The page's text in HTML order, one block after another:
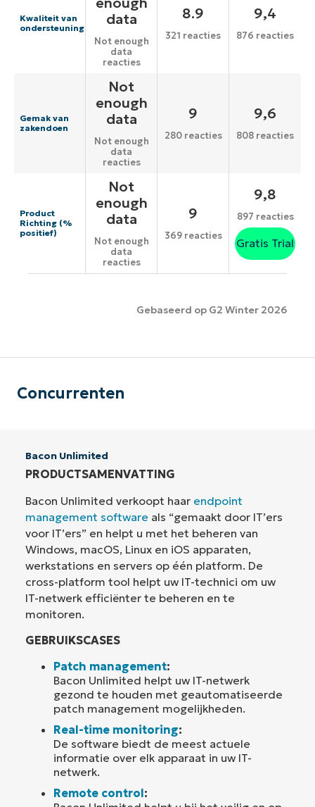
Kwaliteit van
ondersteuning
data
Not enough
data
reacties
8.9
321 reacties
9,4
876 reacties
Gemak van
zakendoen
Not
enough
data
Not enough
data
reacties
9
280 reacties
9,6
808 reacties
Product
Richting (%
positief)
Not
enough
data
Not enough
data
reacties
9
369 reacties
9,8
897 reacties
Gratis Trial
Gebaseerd op G2 Winter 2026
Concurrenten
Bacon Unlimited
PRODUCTSAMENVATTING
Bacon Unlimited verkoopt haar endpoint
management software als “gemaakt door IT’ers
voor IT’ers” en helpt u met het beheren van
Windows, macOS, Linux en iOS apparaten,
werkstations en servers op één platform. De
cross-platform tool helpt uw IT-technici om uw
IT-netwerk efficiënter te beheren en te
monitoren.
GEBRUIKSCASES
Patch management:
Bacon Unlimited helpt uw IT-netwerk
gezond te houden met geautomatiseerde
patch management mogelijkheden.
Real-time monitoring:
De software biedt de meest actuele
informatie over elk apparaat in uw IT-
netwerk.
Remote control: